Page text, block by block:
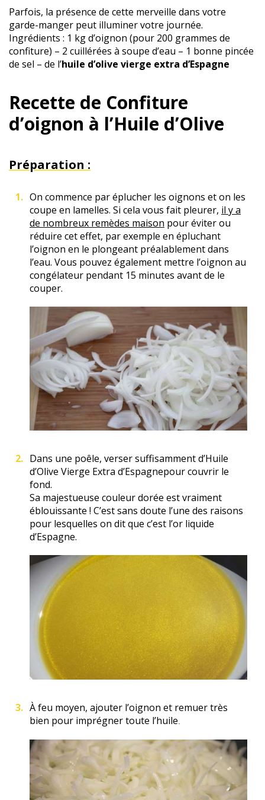
Parfois, la présence de cette merveille dans votre
garde-manger peut illuminer votre journée.
Ingrédients : 1 kg d’oignon (pour 200 grammes de
confiture) – 2 cuillérées à soupe d’eau – 1 bonne pincée
de sel – de l’huile d’olive vierge extra d’Espagne
Recette de Confiture
d’oignon à l’Huile d’Olive
Préparation :
On commence par éplucher les oignons et on les
coupe en lamelles. Si cela vous fait pleurer, il y a
de nombreux remèdes maison pour éviter ou
réduire cet effet, par exemple en épluchant
l’oignon en le plongeant préalablement dans
l’eau. Vous pouvez également mettre l’oignon au
congélateur pendant 15 minutes avant de le
couper.
Dans une poêle, verser suffisamment d’Huile
d’Olive Vierge Extra d’Espagnepour couvrir le
fond.
Sa majestueuse couleur dorée est vraiment
éblouissante ! C’est sans doute l’une des raisons
pour lesquelles on dit que c’est l’or liquide
d’Espagne.
À feu moyen, ajouter l’oignon et remuer très
bien pour imprégner toute l’huile